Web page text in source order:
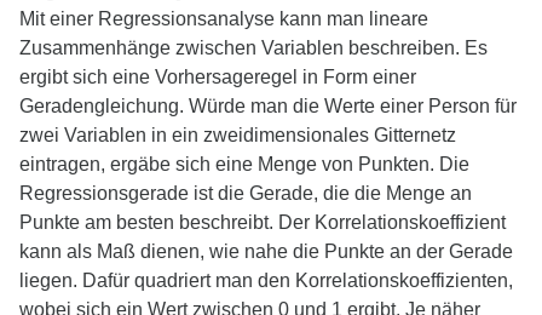
Mit einer Regressionsanalyse kann man lineare
Zusammenhänge zwischen Variablen beschreiben. Es
ergibt sich eine Vorhersageregel in Form einer
Geradengleichung. Würde man die Werte einer Person für
zwei Variablen in ein zweidimensionales Gitternetz
eintragen, ergäbe sich eine Menge von Punkten. Die
Regressionsgerade ist die Gerade, die die Menge an
Punkte am besten beschreibt. Der Korrelationskoeffizient
kann als Maß dienen, wie nahe die Punkte an der Gerade
liegen. Dafür quadriert man den Korrelationskoeffizienten,
wobei sich ein Wert zwischen 0 und 1 ergibt. Je näher